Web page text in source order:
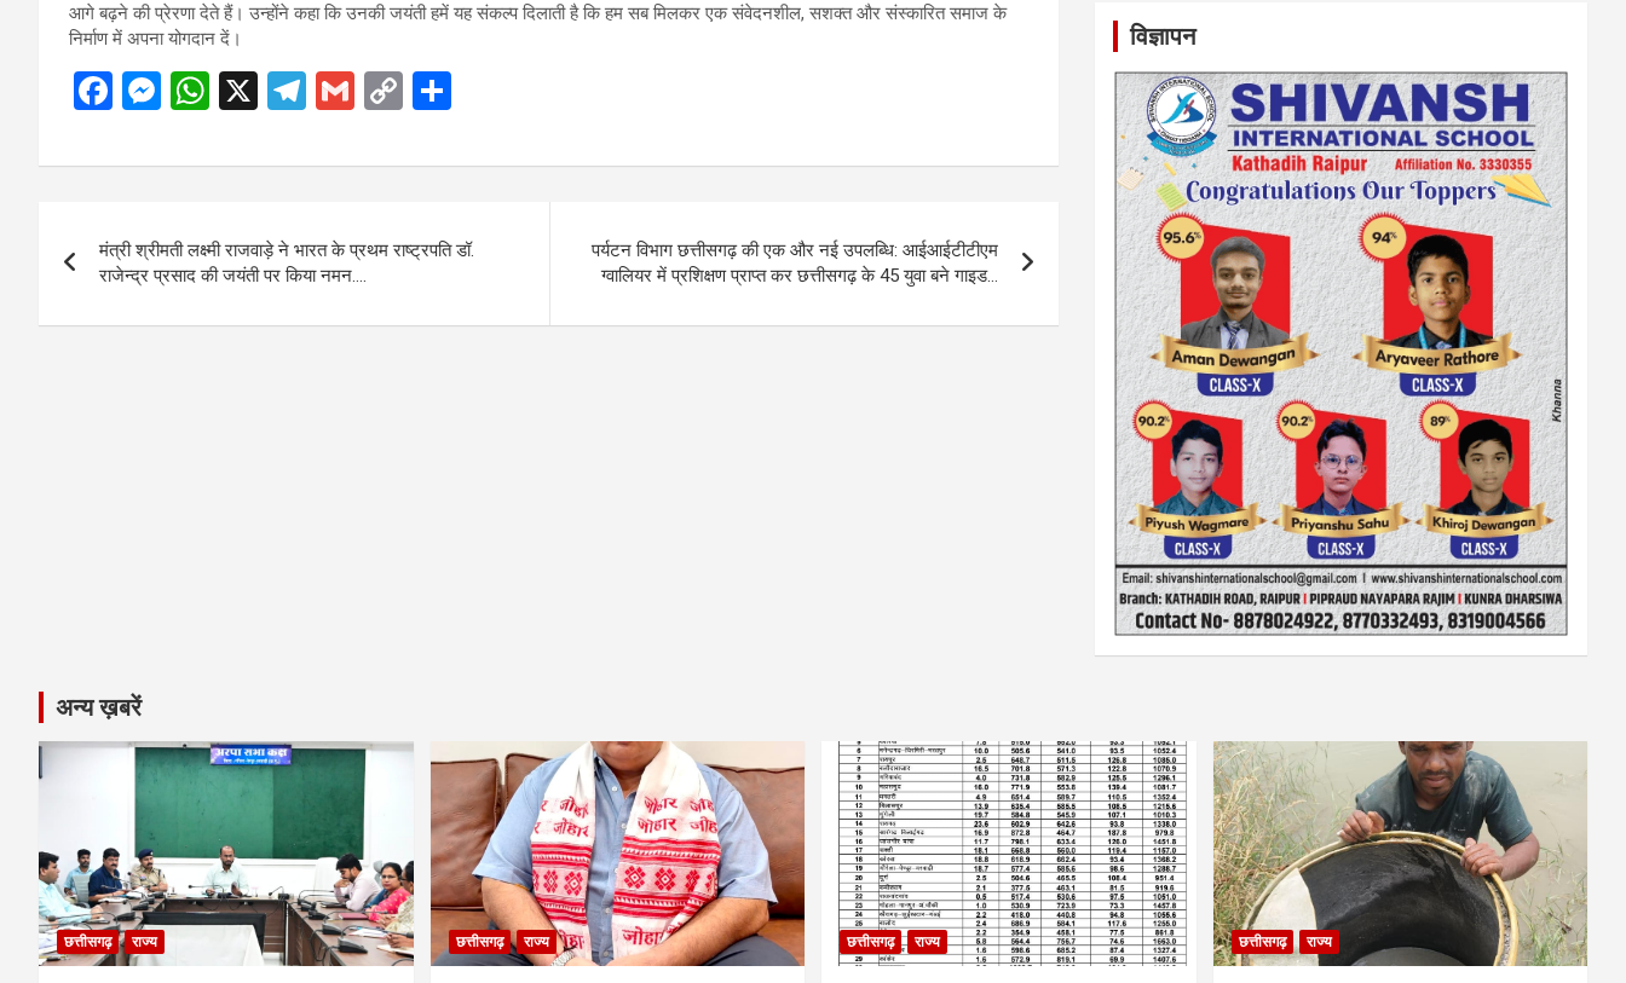
आगे बढ़ने की प्रेरणा देते हैं। उन्होंने कहा कि उनकी जयंती हमें यह संकल्प दिलाती है कि हम सब मिलकर एक संवेदनशील, सशक्त और संस्कारित समाज के
निर्माण में अपना योगदान दें।
F
ce
o
o
k
M
se
g
er
W
at
A
p
p
X
T
e
a
m
G
ail
C
py
n
ar
navigation
मंत्री श्रीमती लक्ष्मी राजवाड़े ने भारत के प्रथम राष्ट्रपति डॉ.
राजेन्द्र प्रसाद की जयंती पर किया नमन….
पर्यटन विभाग छत्तीसगढ़ की एक और नई उपलब्धि: आईआईटीटीएम
ग्वालियर में प्रशिक्षण प्राप्त कर छत्तीसगढ़ के 45 युवा बने गाइड…
विज्ञापन
अन्य ख़बरें
छत्तीसगढ़ राज्य छत्तीसगढ़ राज्य छत्तीसगढ़ राज्य छत्तीसगढ़ राज्य